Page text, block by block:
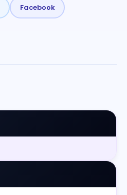
Facebook